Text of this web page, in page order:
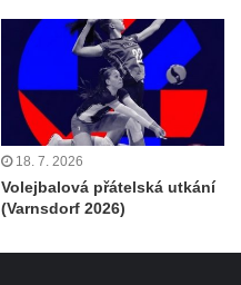
18. 7. 2026
Volejbalová přátelská utkání
(Varnsdorf 2026)